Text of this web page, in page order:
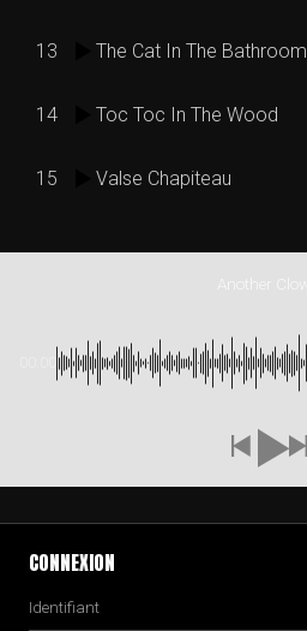
13 The Cat In The Bathroom
14 Toc Toc In The Wood
15 Valse Chapiteau
CONNEXION
Identifiant